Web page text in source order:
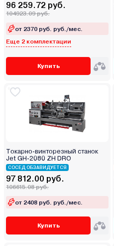
96 259.72 руб.
104923.09 руб.
от 2370 руб. руб./мес.
Еще 2 комплектации
Купить
Токарно-винторезный станок
Jet GH-2080 ZH DRO
СОСЕД ОБЗАВИДУЕТСЯ
97 812.00 руб.
106615.08 руб.
от 2408 руб. руб./мес.
Купить